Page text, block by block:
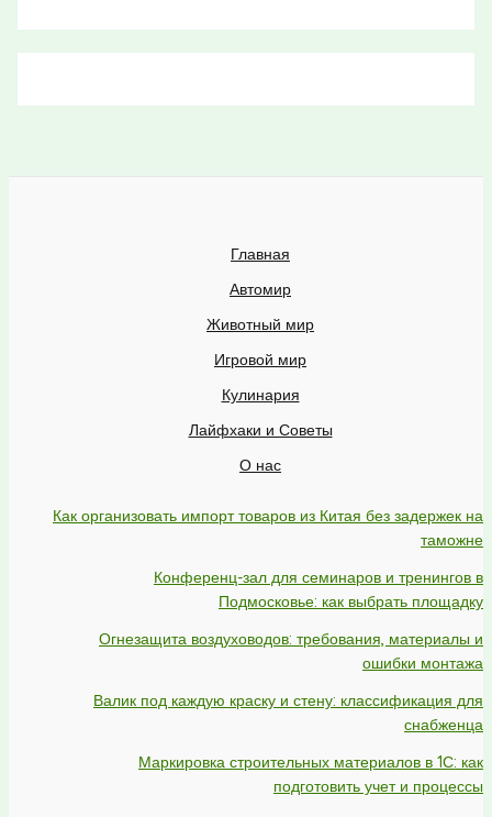
Главная
Автомир
Животный мир
Игровой мир
Кулинария
Лайфхаки и Советы
О нас
Как организовать импорт товаров из Китая без задержек на
таможне
Конференц-зал для семинаров и тренингов в
Подмосковье: как выбрать площадку
Огнезащита воздуховодов: требования, материалы и
ошибки монтажа
Валик под каждую краску и стену: классификация для
снабженца
Маркировка строительных материалов в 1С: как
подготовить учет и процессы